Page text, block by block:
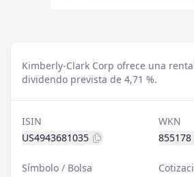
Kimberly-Clark Corp ofrece una
dividendo prevista de 4,71 %.
ISIN
US4943681035
WKN
855178
Símbolo / Bolsa